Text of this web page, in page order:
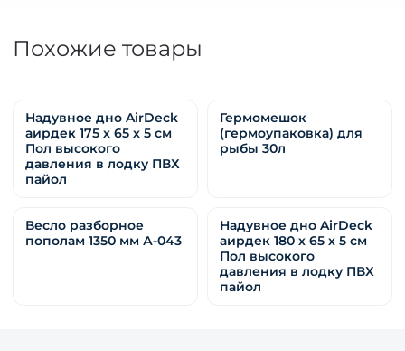
Похожие товары
Надувное дно AirDeck
аирдек 175 х 65 х 5 см
Пол высокого
давления в лодку ПВХ
пайол
Гермомешок
(гермоупаковка) для
рыбы 30л
Весло разборное
пополам 1350 мм А-043
Надувное дно AirDeck
аирдек 180 х 65 х 5 см
Пол высокого
давления в лодку ПВХ
пайол